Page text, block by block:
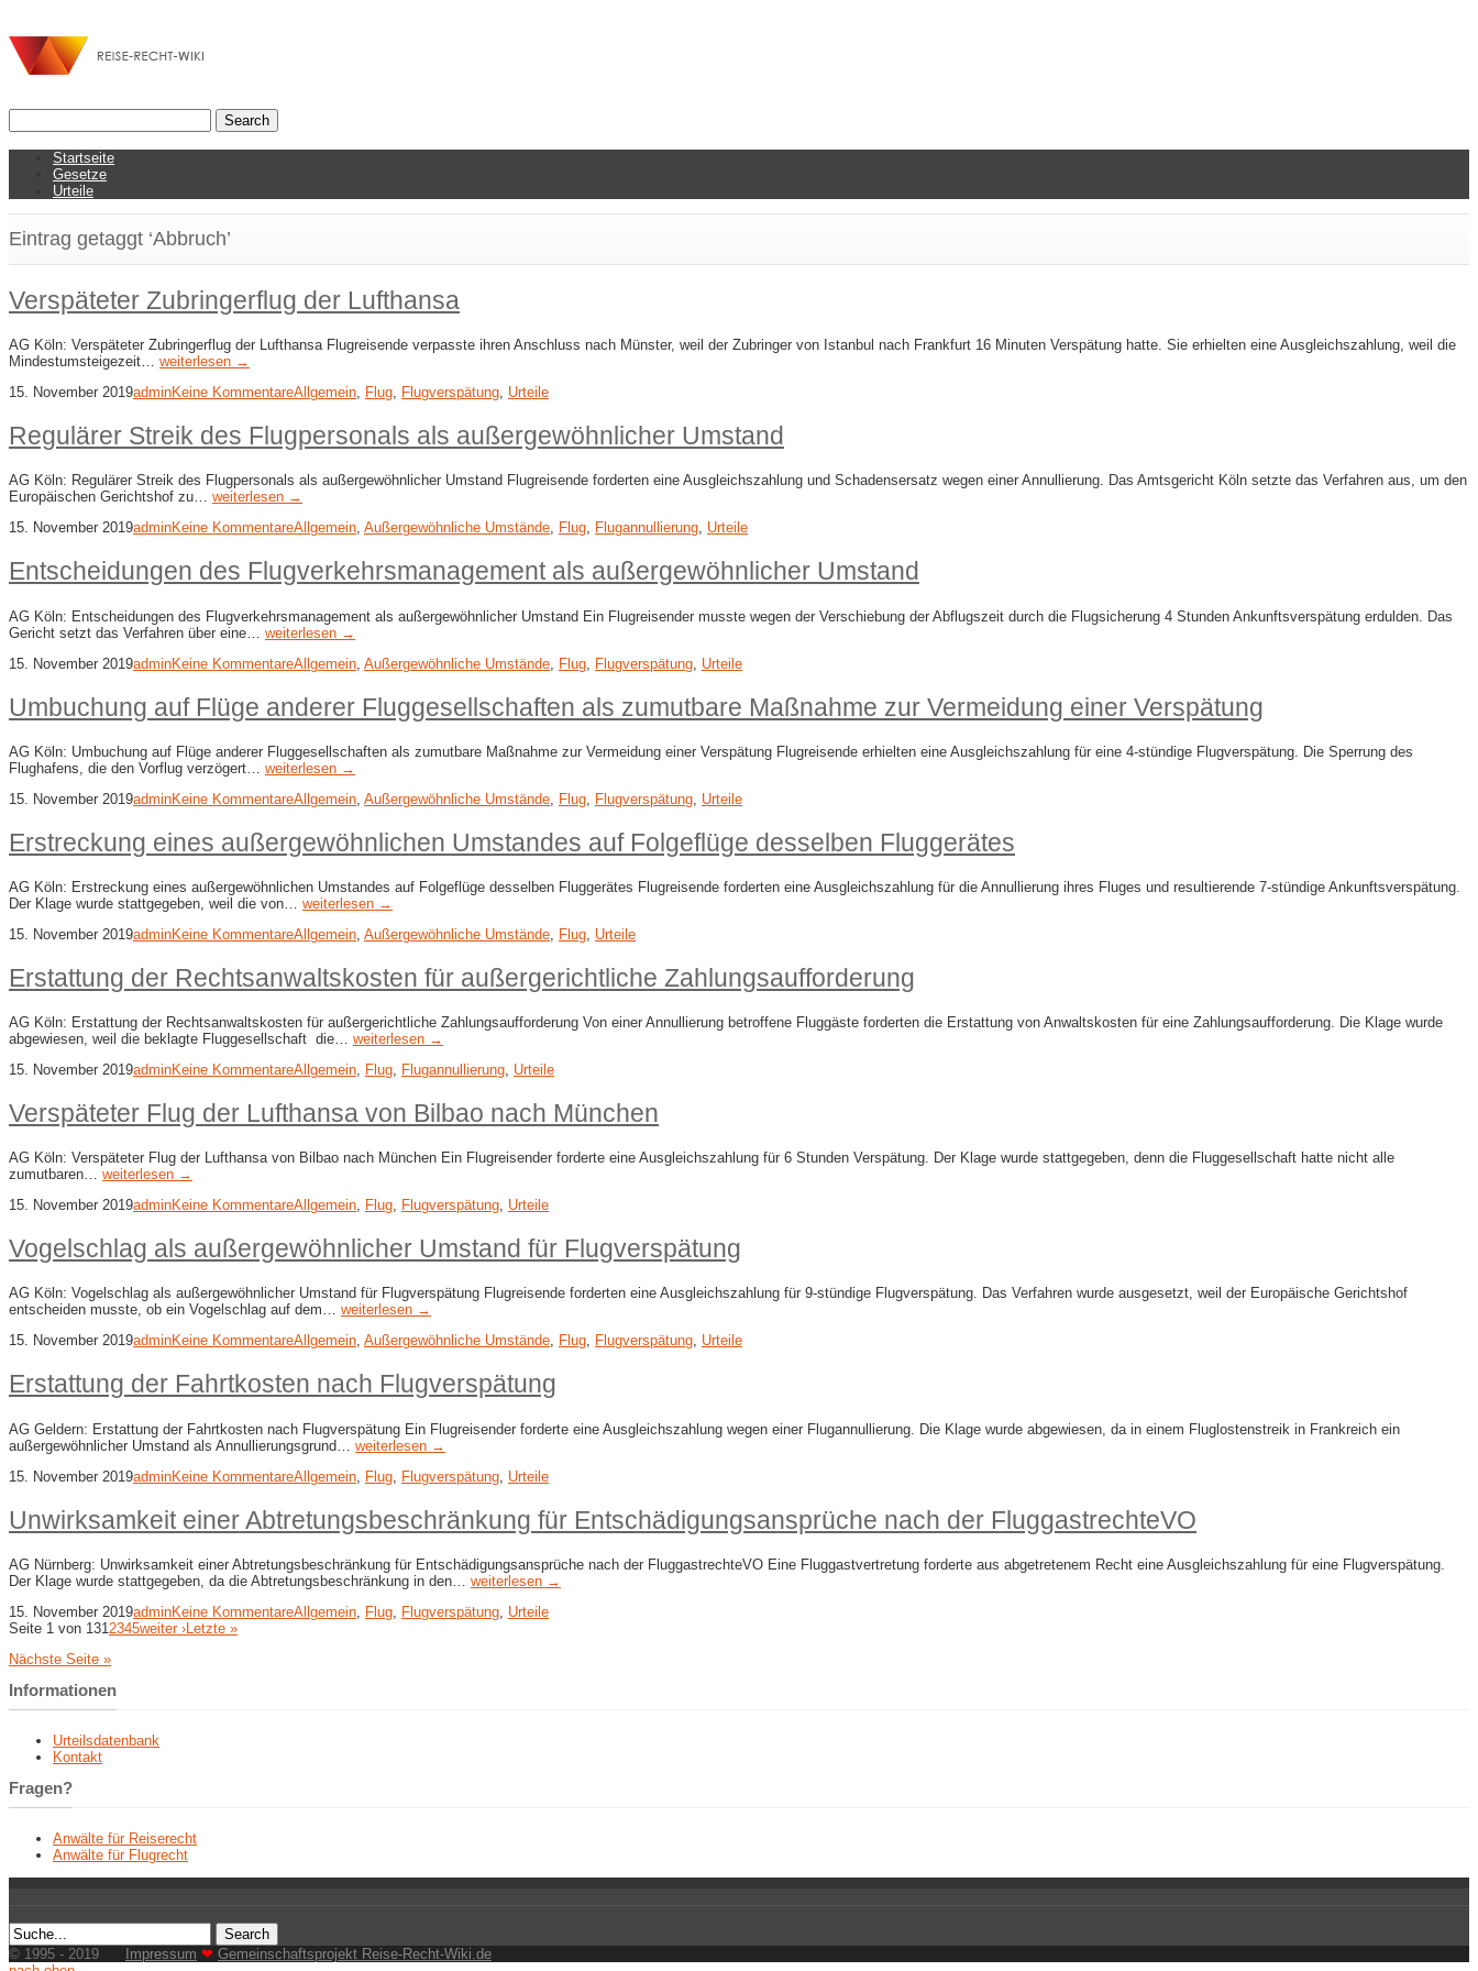
Startseite
Gesetze
Urteile
Eintrag getaggt ‘Abbruch’
Verspäteter Zubringerflug der Lufthansa
AG Köln: Verspäteter Zubringerflug der Lufthansa Flugreisende verpasste ihren Anschluss nach Münster, weil der Zubringer von Istanbul nach Frankfurt 16 Minuten Verspätung hatte. Sie erhielten eine Ausgleichszahlung, weil die
Mindestumsteigezeit… weiterlesen →
15. November 2019adminKeine KommentareAllgemein, Flug, Flugverspätung, Urteile
Regulärer Streik des Flugpersonals als außergewöhnlicher Umstand
AG Köln: Regulärer Streik des Flugpersonals als außergewöhnlicher Umstand Flugreisende forderten eine Ausgleichszahlung und Schadensersatz wegen einer Annullierung. Das Amtsgericht Köln setzte das Verfahren aus, um den
Europäischen Gerichtshof zu… weiterlesen →
15. November 2019adminKeine KommentareAllgemein, Außergewöhnliche Umstände, Flug, Flugannullierung, Urteile
Entscheidungen des Flugverkehrsmanagement als außergewöhnlicher Umstand
AG Köln: Entscheidungen des Flugverkehrsmanagement als außergewöhnlicher Umstand Ein Flugreisender musste wegen der Verschiebung der Abflugszeit durch die Flugsicherung 4 Stunden Ankunftsverspätung erdulden. Das
Gericht setzt das Verfahren über eine… weiterlesen →
15. November 2019adminKeine KommentareAllgemein Außergewöhnliche Umstände Flug Flugverspätung Urteile
Umbuchung auf Flüge anderer Fluggesellschaften als zumutbare Maßnahme zur Vermeidung einer Verspätung
AG Köln: Umbuchung auf Flüge anderer Fluggesellschaften als zumutbare Maßnahme zur Vermeidung einer Verspätung Flugreisende erhielten eine Ausgleichszahlung für eine 4-stündige Flugverspätung. Die Sperrung des
Flughafens, die den Vorflug verzögert… weiterlesen →
15. November 2019adminKeine KommentareAllgemein Außergewöhnliche Umstände Flug Flugverspätung Urteile
Erstreckung eines außergewöhnlichen Umstandes auf Folgeflüge desselben Fluggerätes
AG Köln: Erstreckung eines außergewöhnlichen Umstandes auf Folgeflüge desselben Fluggerätes Flugreisende forderten eine Ausgleichszahlung für die Annullierung ihres Fluges und resultierende 7-stündige Ankunftsverspätung.
Der Klage wurde stattgegeben, weil die von… weiterlesen →
15. November 2019adminKeine KommentareAllgemein Außergewöhnliche Umstände Flug Urteile
Erstattung der Rechtsanwaltskosten für außergerichtliche Zahlungsaufforderung
AG Köln: Erstattung der Rechtsanwaltskosten für außergerichtliche Zahlungsaufforderung Von einer Annullierung betroffene Fluggäste forderten die Erstattung von Anwaltskosten für eine Zahlungsaufforderung. Die Klage wurde
abgewiesen, weil die beklagte Fluggesellschaft die… weiterlesen →
15. November 2019adminKeine KommentareAllgemein, Flug, Flugannullierung, Urteile
Verspäteter Flug der Lufthansa von Bilbao nach München
AG Köln: Verspäteter Flug der Lufthansa von Bilbao nach München Ein Flugreisender forderte eine Ausgleichszahlung für 6 Stunden Verspätung. Der Klage wurde stattgegeben, denn die Fluggesellschaft hatte nicht alle
zumutbaren… weiterlesen →
15. November 2019adminKeine KommentareAllgemein, Flug, Flugverspätung, Urteile
Vogelschlag als außergewöhnlicher Umstand für Flugverspätung
AG Köln: Vogelschlag als außergewöhnlicher Umstand für Flugverspätung Flugreisende forderten eine Ausgleichszahlung für 9-stündige Flugverspätung. Das Verfahren wurde ausgesetzt, weil der Europäische Gerichtshof
entscheiden musste, ob ein Vogelschlag auf dem… weiterlesen →
15. November 2019adminKeine KommentareAllgemein, Außergewöhnliche Umstände, Flug, Flugverspätung, Urteile
Erstattung der Fahrtkosten nach Flugverspätung
AG Geldern: Erstattung der Fahrtkosten nach Flugverspätung Ein Flugreisender forderte eine Ausgleichszahlung wegen einer Flugannullierung. Die Klage wurde abgewiesen, da in einem Fluglostenstreik in Frankreich ein
außergewöhnlicher Umstand als Annullierungsgrund… weiterlesen →
15. November 2019adminKeine KommentareAllgemein Flug Flugverspätung Urteile
Unwirksamkeit einer Abtretungsbeschränkung für Entschädigungsansprüche nach der FluggastrechteVO
AG Nürnberg: Unwirksamkeit einer Abtretungsbeschränkung für Entschädigungsansprüche nach der FluggastrechteVO Eine Fluggastvertretung forderte aus abgetretenem Recht eine Ausgleichszahlung für eine Flugverspätung.
Der Klage wurde stattgegeben, da die Abtretungsbeschränkung in den… weiterlesen →
15. November 2019adminKeine KommentareAllgemein Flug Flugverspätung Urteile
Seite 1 von 131 2345weiter ›Letzte »
Nächste Seite »
Informationen
Urteilsdatenbank
Kontakt
Fragen?
Anwälte für Reiserecht
Anwälte für Flugrecht
© 1995 - 2019 Impressum ❤ Gemeinschaftsprojekt Reise-Recht-Wiki.de